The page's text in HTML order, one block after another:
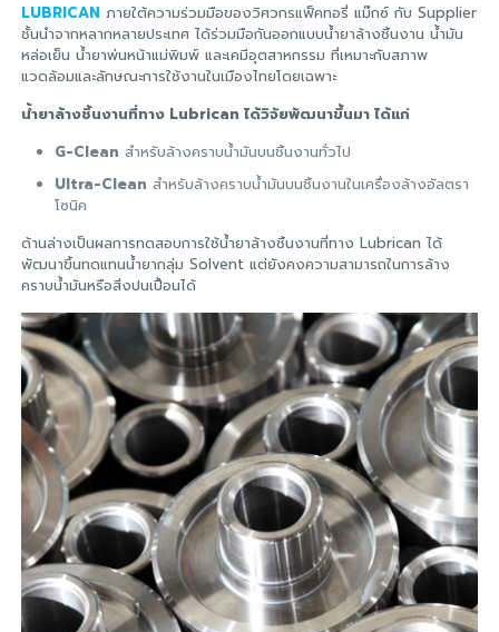
LUBRICAN ภายใต้ความร่วมมือของวิศวกรแฟ็คทอรี่ แม๊กซ์ กับ Supplier
ชั้นนำจากหลากหลายประเทศ ได้ร่วมมือกันออกแบบน้ำยาล้างชิ้นงาน น้ำมัน
หล่อเย็น น้ำยาพ่นหน้าแม่พิมพ์ และเคมีอุตสาหกรรม ที่เหมาะกับสภาพ
แวดล้อมและลักษณะการใช้งานในเมืองไทยโดยเฉพาะ
น้ำยาล้างชิ้นงานที่ทาง Lubrican ได้วิจัยพัฒนาขึ้นมา ได้แก่
G-Clean สำหรับล้างคราบน้ำมันบนชิ้นงานทั่วไป
Ultra-Clean สำหรับล้างคราบน้ำมันบนชิ้นงานในเครื่องล้างอัลตรา
โซนิค
ด้านล่างเป็นผลการทดสอบการใช้น้ำยาล้างชิ้นงานที่ทาง Lubrican ได้
พัฒนาขึ้นทดแทนน้ำยากลุ่ม Solvent แต่ยังคงความสามารถในการล้าง
คราบน้ำมันหรือสิ่งปนเปื้อนได้